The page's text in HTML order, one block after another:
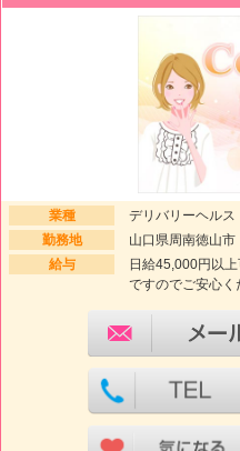
業種
デリバリーヘルス
勤務地
山口県周南徳山市
給与
日給45,000円以
ですのでご安心く